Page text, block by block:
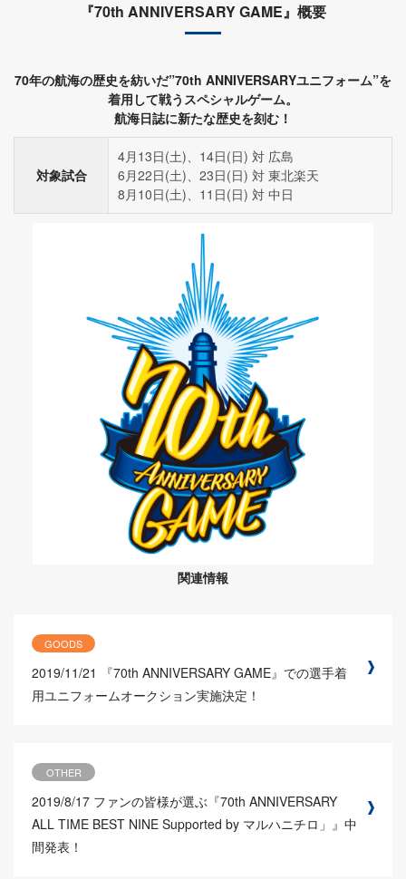
『70th ANNIVERSARY GAME』概要
70年の航海の歴史を紡いだ”70th ANNIVERSARYユニフォーム”を
着用して戦うスペシャルゲーム。
航海日誌に新たな歴史を刻む！
対象試合
4月13日(土)、14日(日) 対 広島
6月22日(土)、23日(日) 対 東北楽天
8月10日(土)、11日(日) 対 中日
関連情報
GOODS
2019/11/21
『70th ANNIVERSARY GAME』での選手着
用ユニフォームオークション実施決定！
OTHER
2019/8/17 ファンの皆様が選ぶ『70th ANNIVERSARY
ALL TIME BEST NINE Supported by マルハニチロ」』中
間発表！